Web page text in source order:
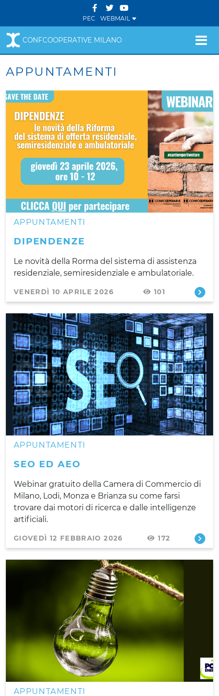
PEC WEBMAIL
CONFCOOPERATIVE MILANO
APPUNTAMENTI
APPUNTAMENTI
DIPENDENZE
Le novità della Rorma del sistema di assistenza
residenziale, semiresidenziale e ambulatoriale.
VENERDÌ 10 APRILE 2026 101
APPUNTAMENTI
SEO ED AEO
Webinar gratuito della Camera di Commercio di
Milano, Lodi, Monza e Brianza su come farsi
trovare dai motori di ricerca e dalle intelligenze
artificiali.
GIOVEDÌ 12 FEBBRAIO 2026 172
APPUNTAMENTI